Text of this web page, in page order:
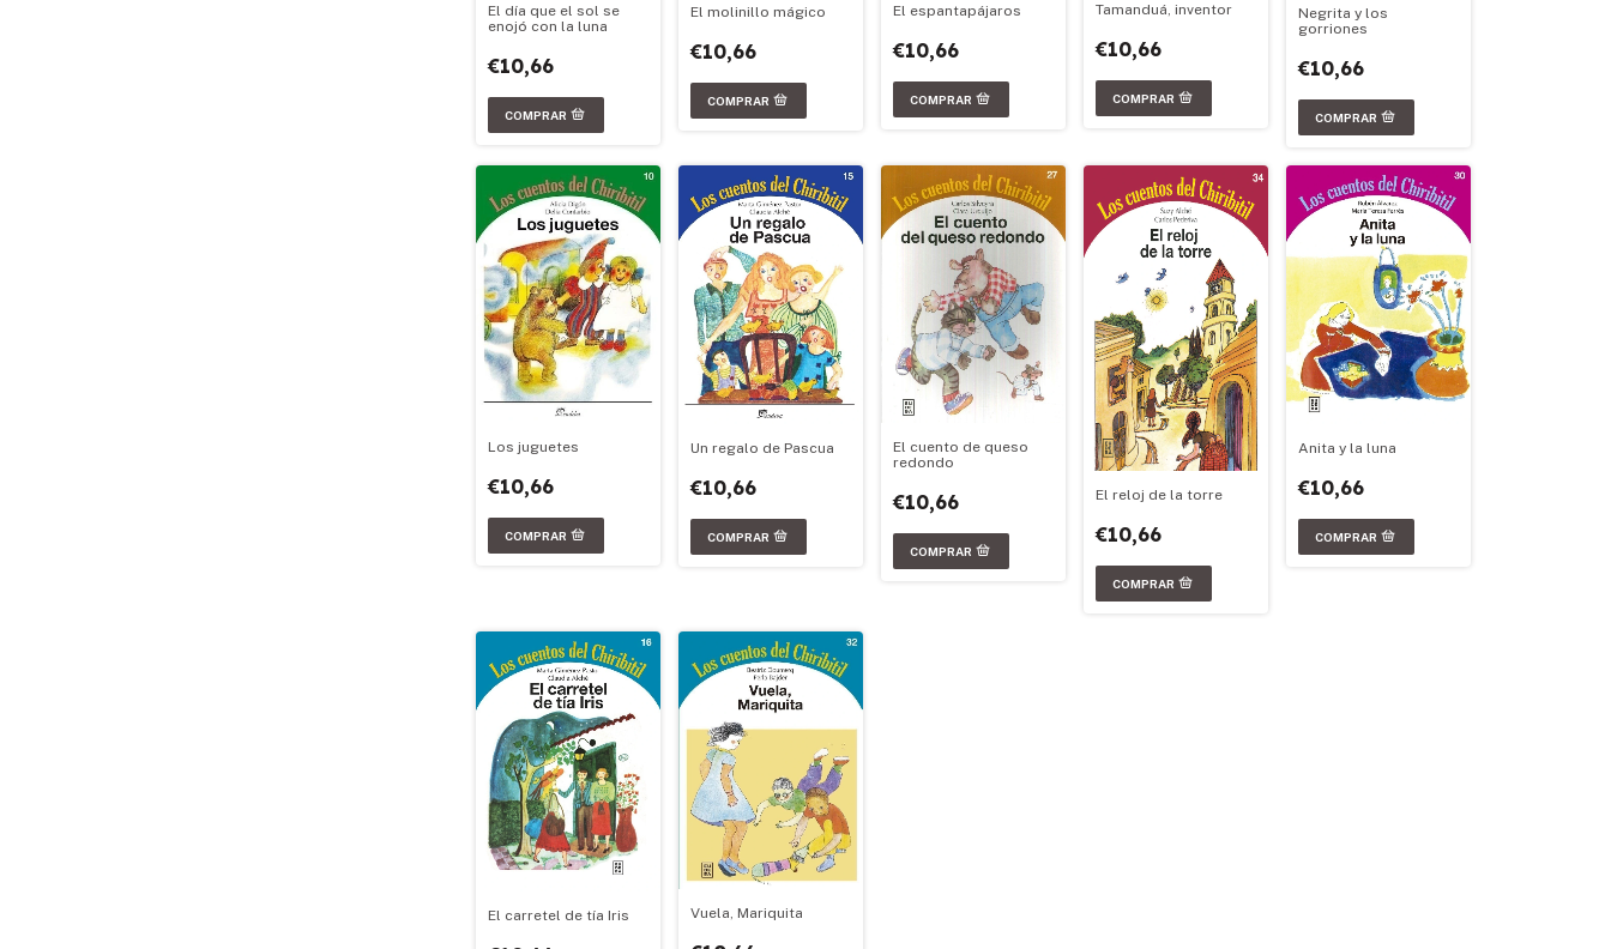
El día que el sol se
enojó con la luna
€10,66
El molinillo mágico
€10,66
El espantapájaros
€10,66
Tamanduá, inventor
€10,66
Negrita y los
gorriones
€10,66
Los juguetes
€10,66
Un regalo de Pascua
€10,66
El cuento de queso
redondo
€10,66 El reloj de la torre
€10,66
Anita y la luna
€10,66
El carretel de tía Iris Vuela, Mariquita